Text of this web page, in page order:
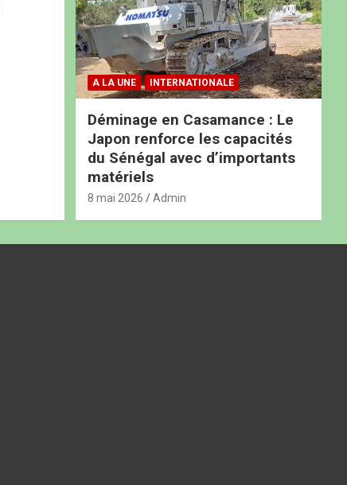
A LA UNE INTERNATIONALE
Déminage en Casamance : Le
Japon renforce les capacités
du Sénégal avec d’importants
matériels
8 mai 2026 Admin